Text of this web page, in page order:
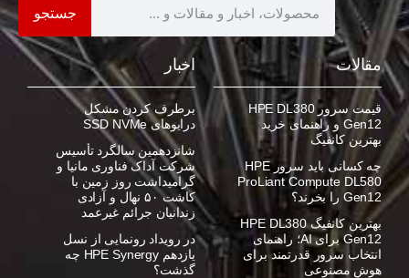
جستجو
مقالات
قیمت سرور HPE DL380
Gen12 و راهنمای خرید
بهترین کانفیگ
چه کسانی باید سرور HPE
ProLiant Compute DL580
Gen12 را بخرند؟
بهترین کانفیگ HPE DL380
Gen12 برای AI؛ راهنمای
انتخاب سرور قدرتمند برای
هوش مصنوعی
اخبار
برطرف کردن مشکل
درایوهای SSD NVMe
شانزدهمین سالگرد تأسیس
شرکت آداک فناوری مانیا و
گرامیداشت روز زمین با
کاشت ۵۰ نهال و آزادی
زندانیان جرائم غیرعمد
در رویداد رونمایی از نسل
یازدهم HPE Synergy چه
گذشت؟